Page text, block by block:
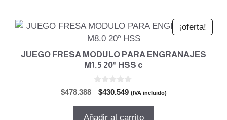
¡oferta!
JUEGO FRESA MODULO PARA ENGRANAJES
M1.5 20º HSS c
$478.388
El
original
$430.549El
actual
(IVA incluido)
Añadir al carrito